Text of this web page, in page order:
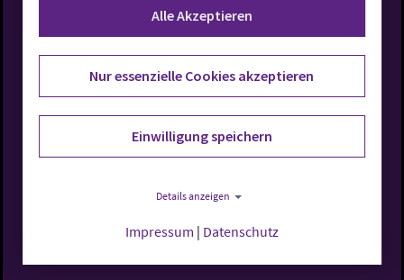
Rufen Sie uns an
0441 7701-0
Alle Akzeptieren
Nur essenzielle Cookies akzeptieren
Einwilligung speichern
Details anzeigen
Impressum | Datenschutz